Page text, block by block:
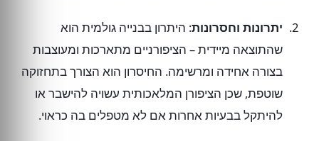
יתרונות וחסרונות: היתרון בבנייה גולמית הוא
שהתוצאה מיידית – הציפורניים מתארכות ומעוצבות
בצורה אחידה ומרשימה. החיסרון הוא הצורך בתחזוקה
שוטפת, שכן הציפורן המלאכותית עשויה להישבר או
להיתקל בבעיות אחרות אם לא מטפלים בה כראוי.